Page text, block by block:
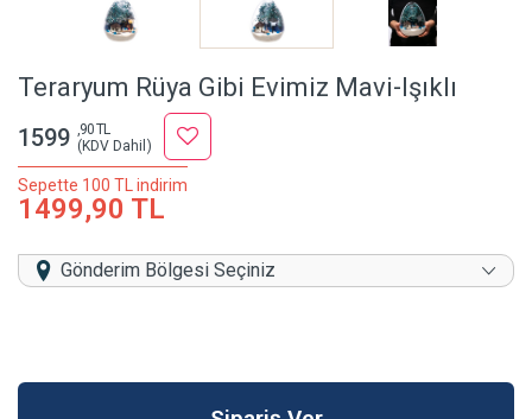
Teraryum Rüya Gibi Evimiz Mavi-Işıklı
1599 ,90 TL
(KDV Dahil)
Sepette 100 TL indirim
1499,90 TL
Gönderim Bölgesi Seçiniz